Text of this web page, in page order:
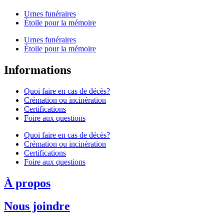
Urnes funéraires
Étoile pour la mémoire
Urnes funéraires
Étoile pour la mémoire
Informations
Quoi faire en cas de décès?
Crémation ou incinération
Certifications
Foire aux questions
Quoi faire en cas de décès?
Crémation ou incinération
Certifications
Foire aux questions
À propos
Nous joindre